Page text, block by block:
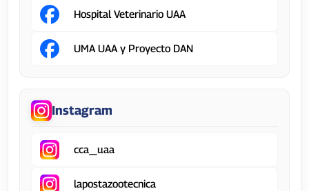
Hospital Veterinario UAA
UMA UAA y Proyecto DAN
Instagram
cca_uaa
lapostazootecnica